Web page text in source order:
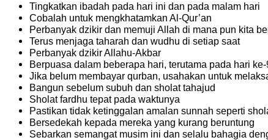
Tingkatkan ibadah pada hari ini dan pada malam hari
Cobalah untuk mengkhatamkan Al-Qur’an
Perbanyak dzikir dan memuji Allah di mana pun kita
Terus menjaga taharah dan wudhu di setiap saat
Perbanyak dzikir Allahu-Akbar
Berpuasa dalam beberapa hari, terutama pada hari
Jika belum membayar qurban, usahakan untuk
Bangun sebelum subuh dan sholat tahajud
Sholat fardhu tepat pada waktunya
Pastikan tidak ketinggalan amalan sunnah seperti
Bersedekah kepada mereka yang kurang beruntung
Sebarkan semangat musim ini dan selalu bahagia